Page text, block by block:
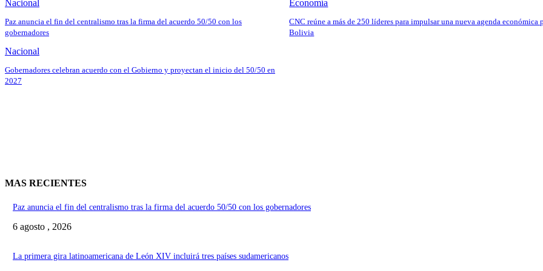
Nacional
Paz anuncia el fin del centralismo tras la firma del acuerdo 50/50 con los
gobernadores
Economía
CNC reúne a más de 250 líderes para impulsar una nueva agenda económica
Bolivia
Nacional
Gobernadores celebran acuerdo con el Gobierno y proyectan el inicio del 50/50 en
2027
MAS RECIENTES
Paz anuncia el fin del centralismo tras la firma del acuerdo 50/50 con los gobernadores
6 agosto , 2026
La primera gira latinoamericana de León XIV incluirá tres países sudamericanos